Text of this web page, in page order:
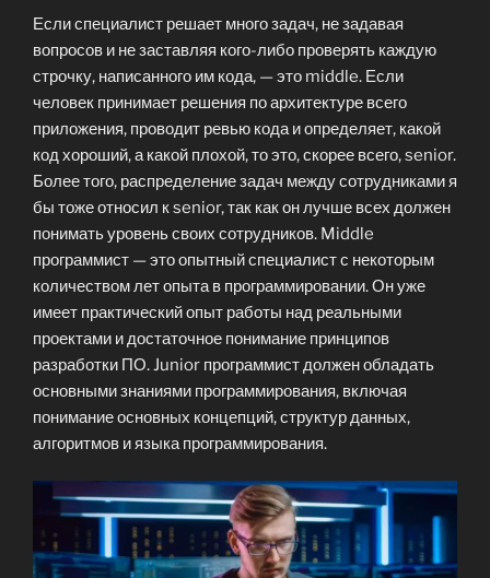
Если специалист решает много задач, не задавая
вопросов и не заставляя кого-либо проверять каждую
строчку, написанного им кода, — это middle. Если
человек принимает решения по архитектуре всего
приложения, проводит ревью кода и определяет, какой
код хороший, а какой плохой, то это, скорее всего, senior.
Более того, распределение задач между сотрудниками я
бы тоже относил к senior, так как он лучше всех должен
понимать уровень своих сотрудников. Middle
программист — это опытный специалист с некоторым
количеством лет опыта в программировании. Он уже
имеет практический опыт работы над реальными
проектами и достаточное понимание принципов
разработки ПО. Junior программист должен обладать
основными знаниями программирования, включая
понимание основных концепций, структур данных,
алгоритмов и языка программирования.